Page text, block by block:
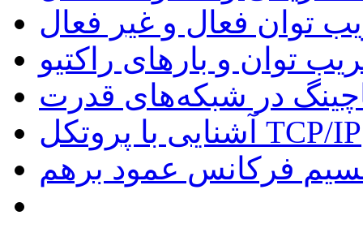
توان فعال و غیر فعال
توان و بارهای راکتیو
در شبکه‌های قدرت
آشنایی با پروتکل TCP/IP
فرکانس عمود برهم